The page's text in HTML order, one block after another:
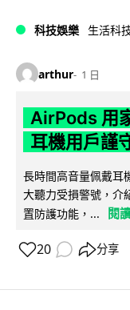
科技娛樂 生活科
arthur 1 日
AirPods 用
耳機用戶謹
長時間高音量佩戴耳
大聽力受損警號，介
置防護功能，...
閱
20 分享